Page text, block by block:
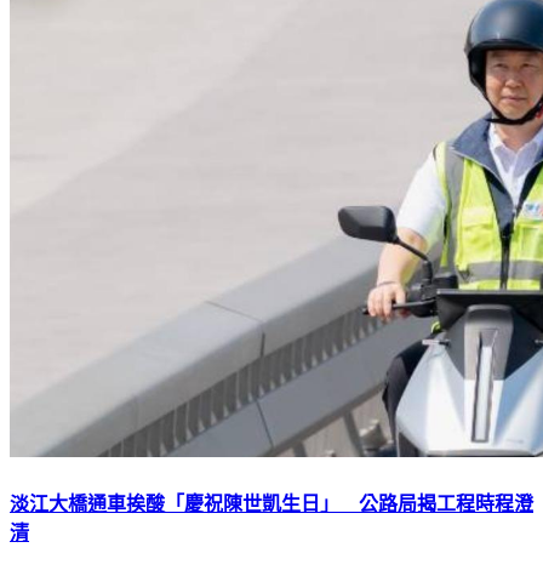
淡江大橋通車挨酸「慶祝陳世凱生日」 公路局揭工程時程澄
清